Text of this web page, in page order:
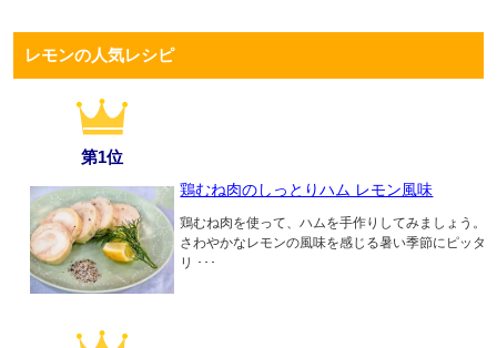
レモンの人気レシピ
第1位
鶏むね肉のしっとりハム レモン風味
鶏むね肉を使って、ハムを手作りしてみましょう。
さわやかなレモンの風味を感じる暑い季節にピッタ
リ ･･･